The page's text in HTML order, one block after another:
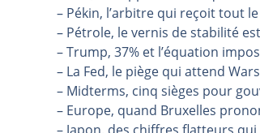
Pourquoi 6
Les
Une inertie
Pourquoi le
WTI :
– Pékin, l’arbitre qui reçoit tout
– Pétrole, le vernis de stabilité
– Trump, 37% et l’équation
– La Fed, le piège qui attend
– Midterms, cinq sièges pour
– Europe, quand Bruxelles